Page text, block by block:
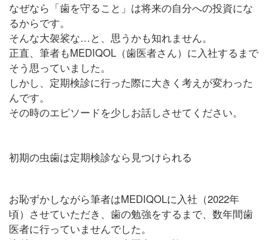
なぜなら「歯を守ること」は将来の自分への投資にな
るからです。
そんな大袈裟な…と、思うかも知れません。
正直、筆者もMEDIQOL（歯医者さん）に入社するまで
そう思っていました。
しかし、定期検診に行った際に大きく考えが変わった
んです。
その時のエピソードを少しお話しさせてください。
初期の虫歯は定期検診なら見つけられる
お恥ずかしながら筆者はMEDIQOLに入社（2022年
頃）させていただき、歯の勉強をするまで、数年間歯
医者に行っていませんでした。